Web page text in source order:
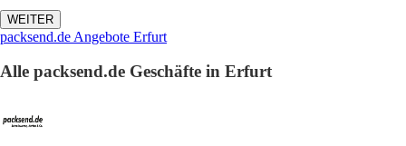
WEITER
packsend.de Angebote Erfurt
Alle packsend.de Geschäfte in Erfurt